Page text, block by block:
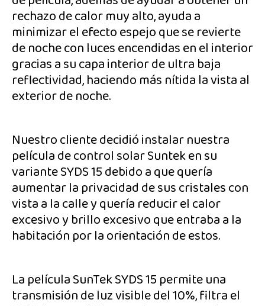
rechazo de calor muy alto, ayuda a
minimizar el efecto espejo que se revierte
de noche con luces encendidas en el interior
gracias a su capa interior de ultra baja
reflectividad, haciendo más nítida la vista al
exterior de noche.
Nuestro cliente decidió instalar nuestra
película de control solar Suntek en su
variante SYDS 15 debido a que quería
aumentar la privacidad de sus cristales con
vista a la calle y quería reducir el calor
excesivo y brillo excesivo que entraba a la
habitación por la orientación de estos.
La película SunTek SYDS 15 permite una
transmisión de luz visible del 10%, filtra el